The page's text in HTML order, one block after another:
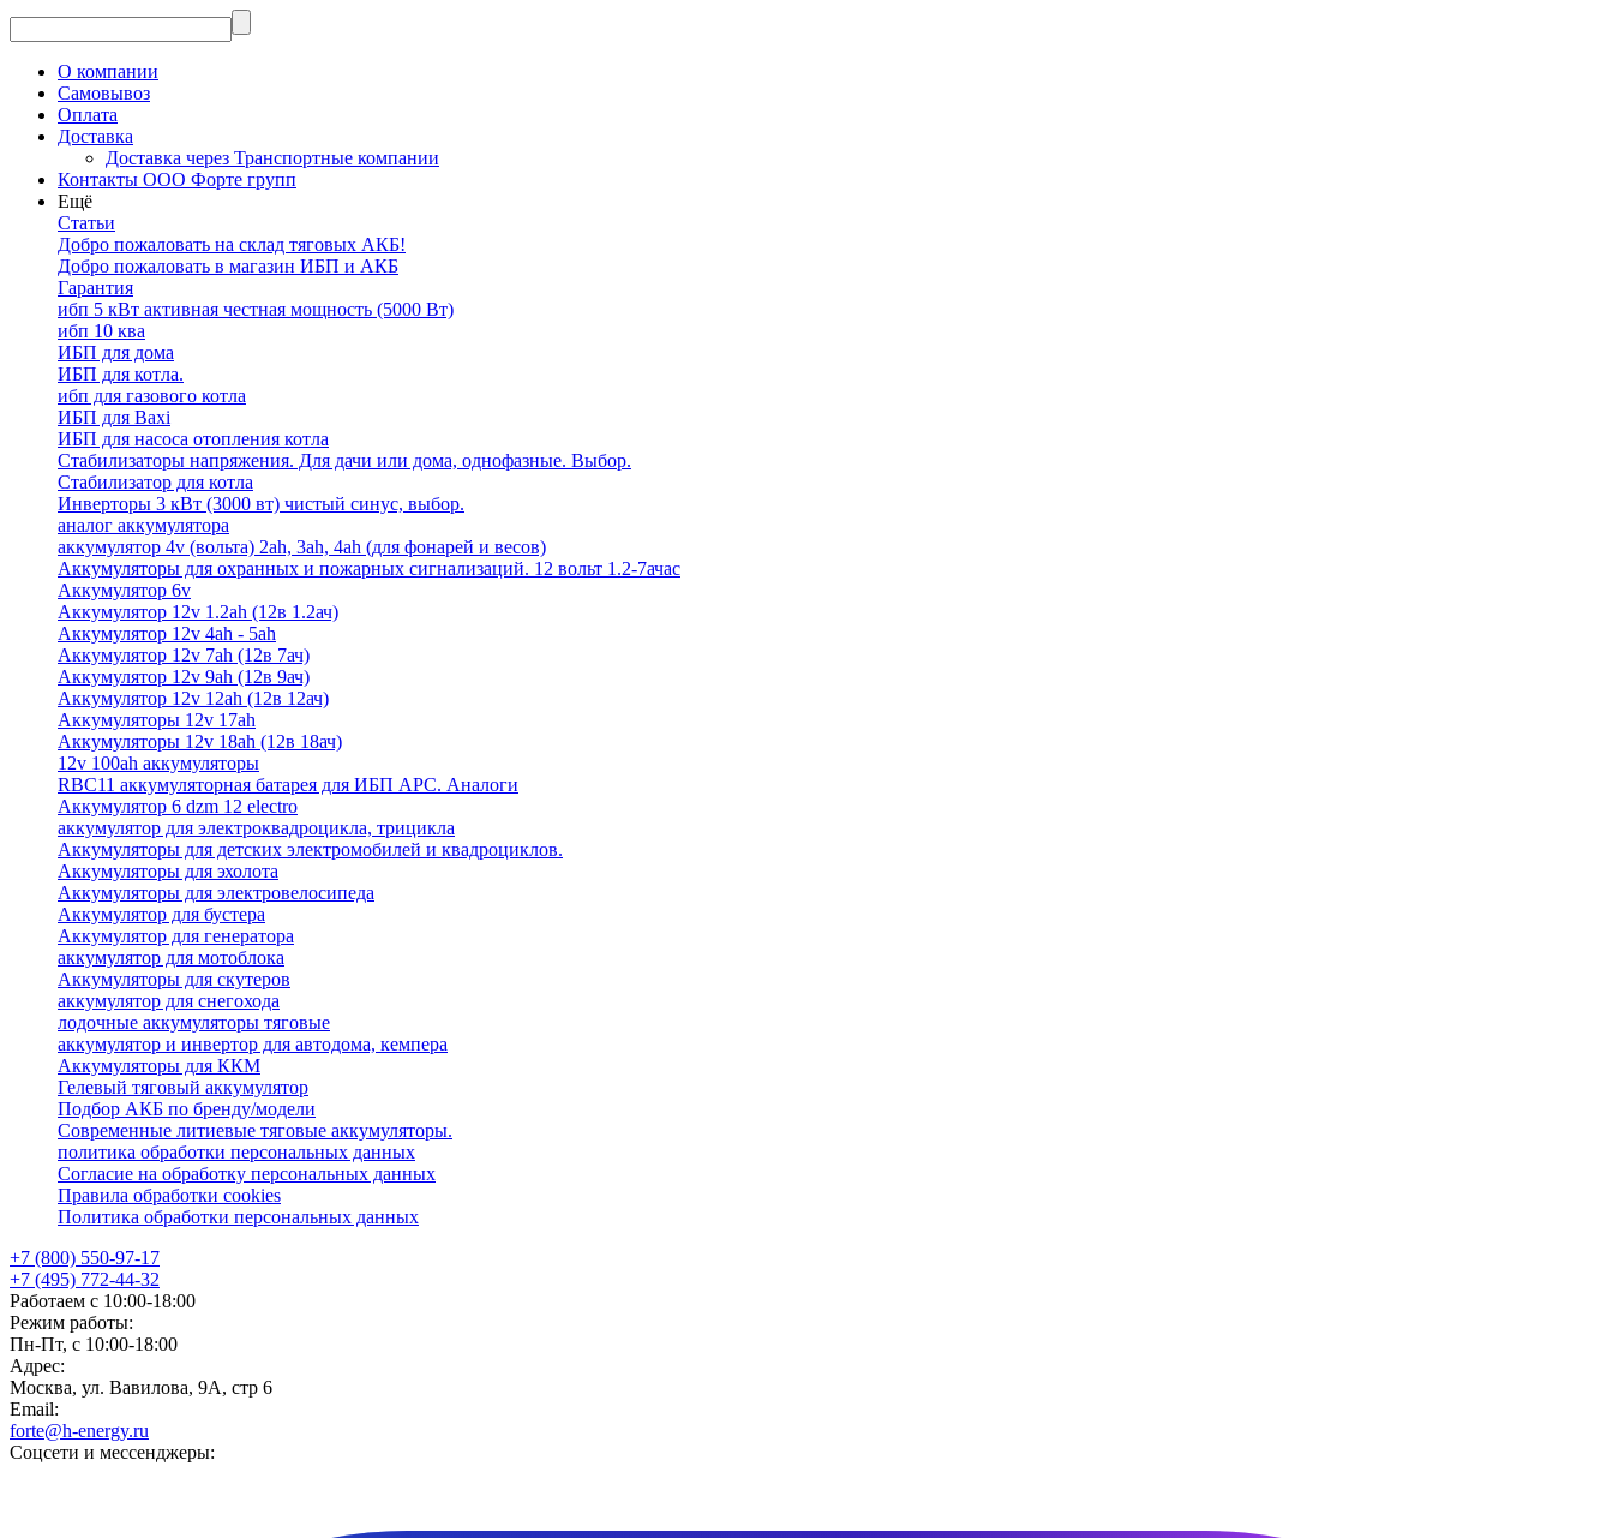
О компании
Самовывоз
Оплата
Доставка
Доставка через Транспортные компании
Контакты ООО Форте групп
Ещё
Статьи
Добро пожаловать на склад тяговых АКБ!
Добро пожаловать в магазин ИБП и АКБ
Гарантия
ибп 5 кВт активная честная мощность (5000 Вт)
ибп 10 ква
ИБП для дома
ИБП для котла.
ибп для газового котла
ИБП для Baxi
ИБП для насоса отопления котла
Стабилизаторы напряжения. Для дачи или дома, однофазные. Выбор.
Стабилизатор для котла
Инверторы 3 кВт (3000 вт) чистый синус, выбор.
аналог аккумулятора
аккумулятор 4v (вольта) 2ah, 3ah, 4ah (для фонарей и весов)
Аккумуляторы для охранных и пожарных сигнализаций. 12 вольт 1.2-7ачас
Аккумулятор 6v
Аккумулятор 12v 1.2ah (12в 1.2ач)
Аккумулятор 12v 4ah - 5ah
Аккумулятор 12v 7ah (12в 7ач)
Аккумулятор 12v 9ah (12в 9ач)
Аккумулятор 12v 12ah (12в 12ач)
Аккумуляторы 12v 17ah
Аккумуляторы 12v 18ah (12в 18ач)
12v 100ah аккумуляторы
RBC11 аккумуляторная батарея для ИБП APC. Аналоги
Аккумулятор 6 dzm 12 electro
аккумулятор для электроквадроцикла, трицикла
Аккумуляторы для детских электромобилей и квадроциклов.
Аккумуляторы для эхолота
Аккумуляторы для электровелосипеда
Аккумулятор для бустера
Аккумулятор для генератора
аккумулятор для мотоблока
Аккумуляторы для скутеров
аккумулятор для снегохода
лодочные аккумуляторы тяговые
аккумулятор и инвертор для автодома, кемпера
Аккумуляторы для ККМ
Гелевый тяговый аккумулятор
Подбор АКБ по бренду/модели
Современные литиевые тяговые аккумуляторы.
политика обработки персональных данных
Согласие на обработку персональных данных
Правила обработки cookies
Политика обработки персональных данных
+7 (800) 550-97-17
+7 (495) 772-44-32
Работаем с 10:00-18:00
Режим работы:
Пн-Пт, с 10:00-18:00
Адрес:
Москва, ул. Вавилова, 9А, стр 6
Email:
forte@h-energy.ru
Соцсети и мессенджеры: